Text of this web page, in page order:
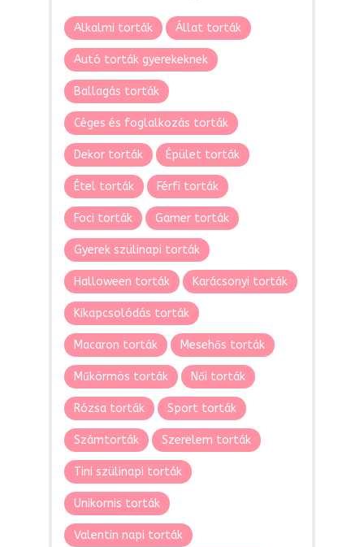
Alkalmi torták Állat torták
Autó torták gyerekeknek
Ballagás torták
Céges és foglalkozás torták
Dekor torták Épület torták
Étel torták Férfi torták
Foci torták Gamer torták
Gyerek szülinapi torták
Halloween torták Karácsonyi torták
Kikapcsolódás torták
Macaron torták Mesehős torták
Műkörmös torták Női torták
Rózsa torták Sport torták
Számtorták Szerelem torták
Tini szülinapi torták
Unikornis torták
Valentin napi torták